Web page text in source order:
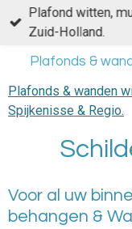
Ga
direct
naar
hoofdinhoud
Plafonds &
Plafond witten,
Zuid-Holland.
Plafonds & wanden
Spijkenisse & Regio.
Voor al uw
behangen &